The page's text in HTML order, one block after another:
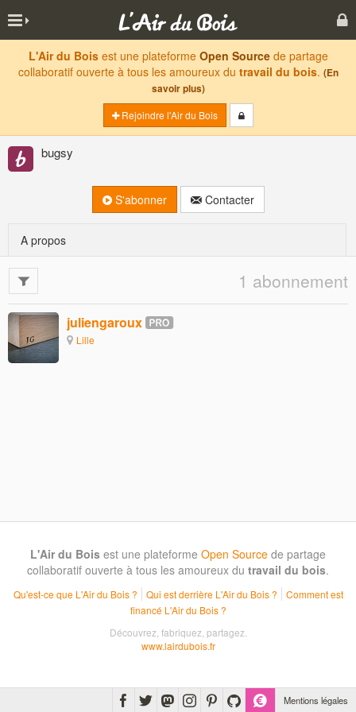
Mentions légales
L'Air du Boisest une plateforme Open Sourcede partage
collaboratif ouverte à tous les amoureux du travail du bois. (En
savoir plus)
Rejoindre l'Air du Bois
bugsy
S'abonner Contacter
A propos
1 abonnement
juliengaroux
Lille
L'Air du Bois est une plateforme Open Source de partage
collaboratif ouverte à tous les amoureux du travail du bois.
Qu'est-ce que L'Air du Bois ? Qui est derrière L'Air du Bois ?
Comment est
financé L'Air du Bois ?
Découvrez, fabriquez, partagez.
www.lairdubois.fr